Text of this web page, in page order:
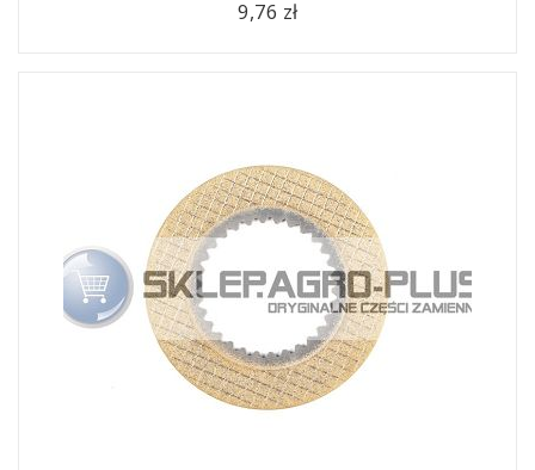
9,76 zł